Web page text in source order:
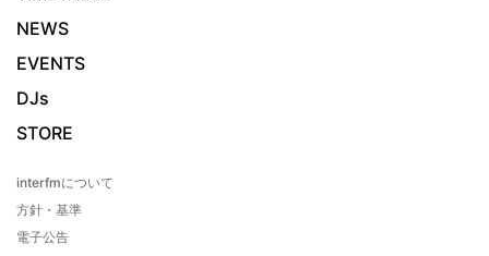
NEWS
EVENTS
DJs
STORE
interfmについて
方針・基準
電子公告